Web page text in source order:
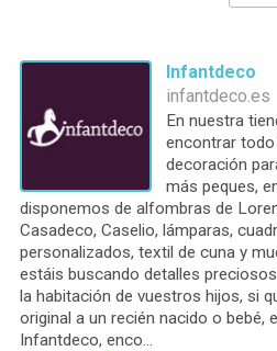
Infantdeco
infantdeco.es
En nuestra
encontrar
decoración
más peques,
disponemos de alfombras de
Casadeco, Caselio, lámparas,
personalizados, textil de cuna y
estáis buscando detalles
la habitación de vuestros hijos, si
original a un recién nacido o bebé,
Infantdeco, enco...